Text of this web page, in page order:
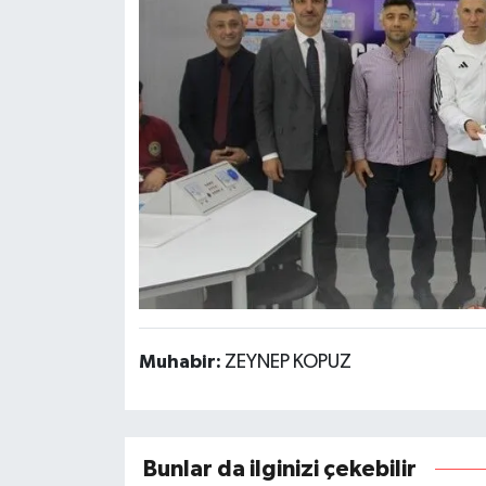
Muhabir: ZEYNEP KOPUZ
Bunlar da ilginizi çekebilir